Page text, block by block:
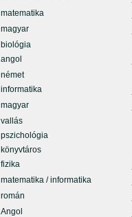
matematika
magyar
biológia
angol
német
informatika
magyar
vallás
pszichológia
könyvtáros
fizika
matematika / informatika
román
Angol